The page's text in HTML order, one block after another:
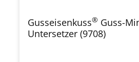
Gusseisenkuss® Guss-
Untersetzer (9708)